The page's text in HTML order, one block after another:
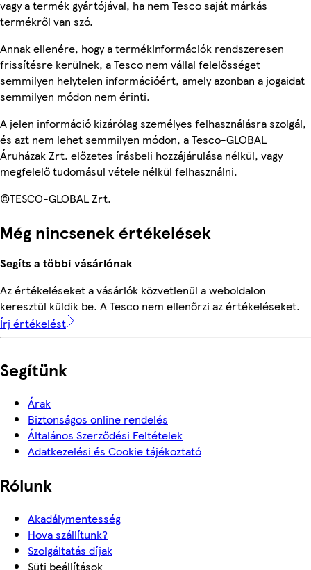
vagy a termék gyártójával, ha nem Tesco saját márkás
termékről van szó.
Annak ellenére, hogy a termékinformációk rendszeresen
frissítésre kerülnek, a Tesco nem vállal felelősséget
semmilyen helytelen információért, amely azonban a jogaidat
semmilyen módon nem érinti.
A jelen információ kizárólag személyes felhasználásra szolgál,
és azt nem lehet semmilyen módon, a Tesco-GLOBAL
Áruházak Zrt. előzetes írásbeli hozzájárulása nélkül, vagy
megfelelő tudomásul vétele nélkül felhasználni.
©TESCO-GLOBAL Zrt.
Még nincsenek értékelések
Segíts a többi vásárlónak
Az értékeléseket a vásárlók közvetlenül a weboldalon
keresztül küldik be. A Tesco nem ellenőrzi az értékeléseket.
Írj értékelést
Segítünk
Árak
Biztonságos online rendelés
Általános Szerződési Feltételek
Adatkezelési és Cookie tájékoztató
Rólunk
Akadálymentesség
Hova szállítunk?
Szolgáltatás díjak
Süti beállítások